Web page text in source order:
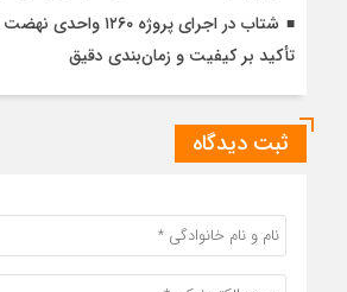
شتاب در اجرای پروژه
تأکید بر کیفیت و زمان‌بندی دقیق
ثبت دیدگاه